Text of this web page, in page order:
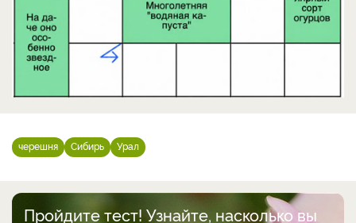
черешня Сибирь Урал
Пройдите тест! Узнайте, насколько вы